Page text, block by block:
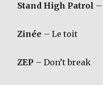
Stand High Patrol
Zinée – Le toit
ZEP – Don’t break